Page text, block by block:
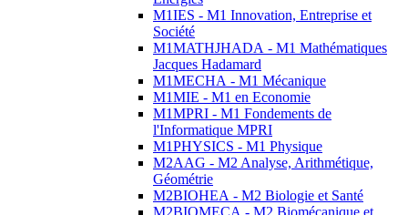
M1IES - M1 Innovation, Entreprise et
Société
M1MATHJHADA - M1 Mathématiques
Jacques Hadamard
M1MECHA - M1 Mécanique
M1MIE - M1 en Economie
M1MPRI - M1 Fondements de
l'Informatique MPRI
M1PHYSICS - M1 Physique
M2AAG - M2 Analyse, Arithmétique,
Géométrie
M2BIOHEA - M2 Biologie et Santé
M2BIOMECA - M2 Biomécanique et